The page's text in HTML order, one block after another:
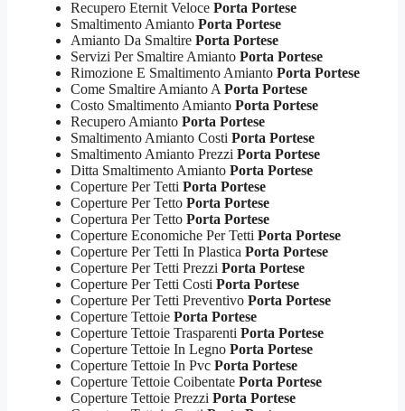
Recupero Eternit Veloce Porta Portese
Smaltimento Amianto Porta Portese
Amianto Da Smaltire Porta Portese
Servizi Per Smaltire Amianto Porta Portese
Rimozione E Smaltimento Amianto Porta Portese
Come Smaltire Amianto A Porta Portese
Costo Smaltimento Amianto Porta Portese
Recupero Amianto Porta Portese
Smaltimento Amianto Costi Porta Portese
Smaltimento Amianto Prezzi Porta Portese
Ditta Smaltimento Amianto Porta Portese
Coperture Per Tetti Porta Portese
Coperture Per Tetto Porta Portese
Copertura Per Tetto Porta Portese
Coperture Economiche Per Tetti Porta Portese
Coperture Per Tetti In Plastica Porta Portese
Coperture Per Tetti Prezzi Porta Portese
Coperture Per Tetti Costi Porta Portese
Coperture Per Tetti Preventivo Porta Portese
Coperture Tettoie Porta Portese
Coperture Tettoie Trasparenti Porta Portese
Coperture Tettoie In Legno Porta Portese
Coperture Tettoie In Pvc Porta Portese
Coperture Tettoie Coibentate Porta Portese
Coperture Tettoie Prezzi Porta Portese